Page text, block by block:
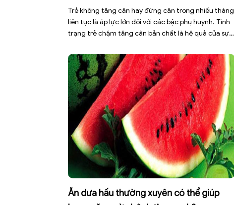
Trẻ không tăng cân hay đứng cân trong nhiều tháng
liên tục là áp lực lớn đối với các bậc phụ huynh. Tình
trạng trẻ chậm tăng cân bản chất là hệ quả của sự
lượng tiêu hao. Thay vì tự ý dùng các loại […]
Ăn dưa hấu thường xuyên có thể giúp